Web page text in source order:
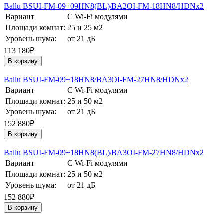
Ballu BSUI-FM-09+09HN8(BL)/BA2OI-FM-18HN8/HDNх2
Вариант
С Wi-Fi модулями
Площади комнат: 25 и 25 м2
Уровень шума:
от 21 дБ
113 180₽
В корзину
Ballu BSUI-FM-09+18HN8/BA3OI-FM-27HN8/HDNх2
Вариант
С Wi-Fi модулями
Площади комнат: 25 и 50 м2
Уровень шума:
от 21 дБ
152 880₽
В корзину
Ballu BSUI-FM-09+18HN8(BL)/BA3OI-FM-27HN8/HDNх2
Вариант
С Wi-Fi модулями
Площади комнат: 25 и 50 м2
Уровень шума:
от 21 дБ
152 880₽
В корзину